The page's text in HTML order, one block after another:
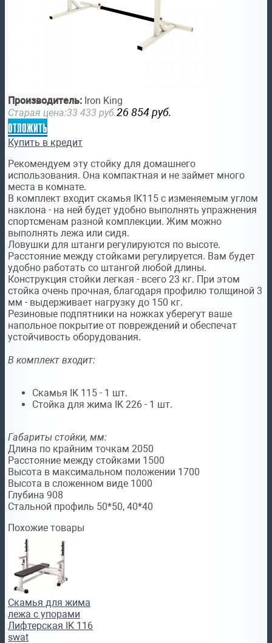
Производитель: Iron King
Старая цена:33 433 руб.26 854 руб.
отложить
Купить в кредит
Рекомендуем эту стойку для домашнего
использования. Она компактная и не займет много
места в комнате.
В комплект входит скамья IK115 с изменяемым углом
наклона - на ней будет удобно выполнять упражнения
спортсменам разной комплекции. Жим можно
выполнять лежа или сидя.
Ловушки для штанги регулируются по высоте.
Расстояние между стойками регулируется. Вам будет
удобно работать со штангой любой длины.
Конструкция стойки легкая - всего 23 кг. При этом
стойка очень прочная, благодаря профилю толщиной 3
мм - выдерживает нагрузку до 150 кг.
Резиновые подпятники на ножках уберегут ваше
напольное покрытие от повреждений и обеспечат
устойчивость оборудования.
В комплект входит:
Скамья IK 115 - 1 шт.
Стойка для жима IK 226 - 1 шт.
Габариты стойки, мм:
Длина по крайним точкам 2050
Расстояние между стойками 1500
Высота в максимальном положении 1700
Высота в сложенном виде 1000
Глубина 908
Стальной профиль 50*50, 40*40
Похожие товары
Скамья для жима
лежа с упорами
Лифтерская IK 116
swat